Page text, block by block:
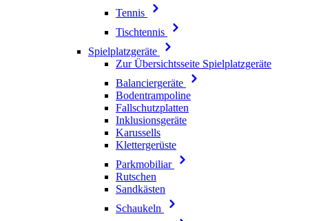
Tennis
Tischtennis
Spielplatzgeräte
Zur Übersichtsseite Spielplatzgeräte
Balanciergeräte
Bodentrampoline
Fallschutzplatten
Inklusionsgeräte
Karussells
Klettergerüste
Parkmobiliar
Rutschen
Sandkästen
Schaukeln